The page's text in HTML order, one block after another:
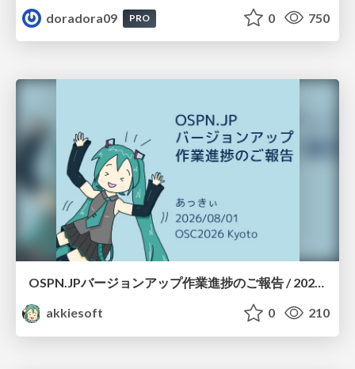
doradora09
PRO 0 750
OSPN.JPバージョンアップ作業進捗のご報告 / 20260801-osc26kyoto
akkiesoft
0 210